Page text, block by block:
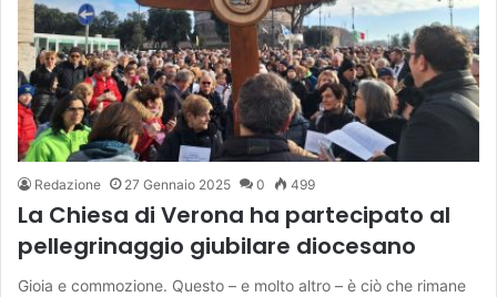
Redazione 27 Gennaio 2025 0 499
La Chiesa di Verona ha partecipato al
pellegrinaggio giubilare diocesano
Gioia e commozione. Questo – e molto altro – è ciò che rimane